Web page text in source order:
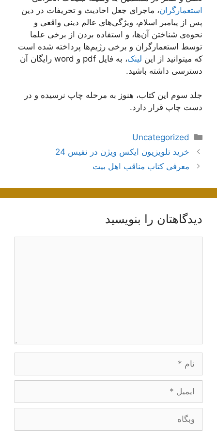
استعمارگران، ماجرای جعل احادیث و تحریفات در دین
پس از پیامبر اسلام، ویژگی‌های عالم دینی واقعی و
نحوه‌ی شناختن آن‌ها، و استفاده بردن از برخی علما
توسط استعمارگران و برخی رژیم‌ها پرداخته شده است
که میتوانید از این لینک
، به فایل pdf و word رایگان آن
دسترسی داشته باشید.
جلد سوم این کتاب، هنوز به مرحله چاپ نرسیده و در
دست چاپ قرار دارد.
دسته‌ها
Uncategorized
ناوبری
نوشته‌ها
خرید تلویزیون ایکس ویژن در نفیس 24
معرفی کتاب مناقب اهل بیت
دیدگاهتان را بنویسید
ایمیل
وبگاه